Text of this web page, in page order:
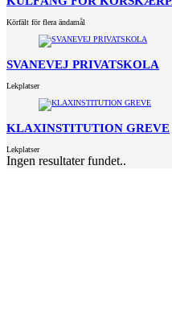
Körfält för flera ändamål
SVANEVEJ PRIVATSKOLA
Lekplatser
KLAXINSTITUTION GREVE
Lekplatser
Ingen resultater fundet..